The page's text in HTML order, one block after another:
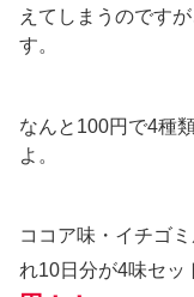
えてしまうのです
す。
なんと100円で4種
よ。
ココア味・イチゴ
れ10日分が4味セッ